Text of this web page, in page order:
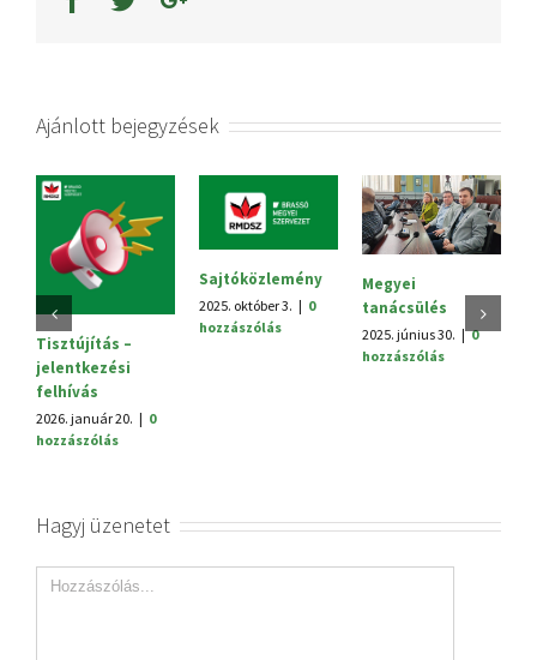
Ajánlott bejegyzések
Tisztújítás –
jelentkezési
felhívás
2026. január 20. | 0
hozzászólás
Sajtóközlemény
2025. október 3. | 0
hozzászólás
Megyei
tanácsülés
2025. június 30. | 0
hozzászólás
Hagyj üzenetet